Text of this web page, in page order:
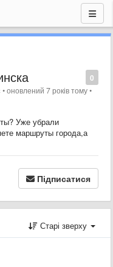
0
•оновлений7 років тому•
Уже убрали
маршруты города,а
Підписатися
Старі зверху